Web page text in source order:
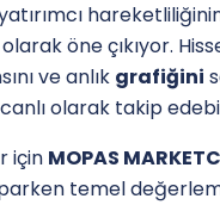
öne çıkıyor.
ve anlık grafiğini
canlı olarak takip
için MOPAS
temel